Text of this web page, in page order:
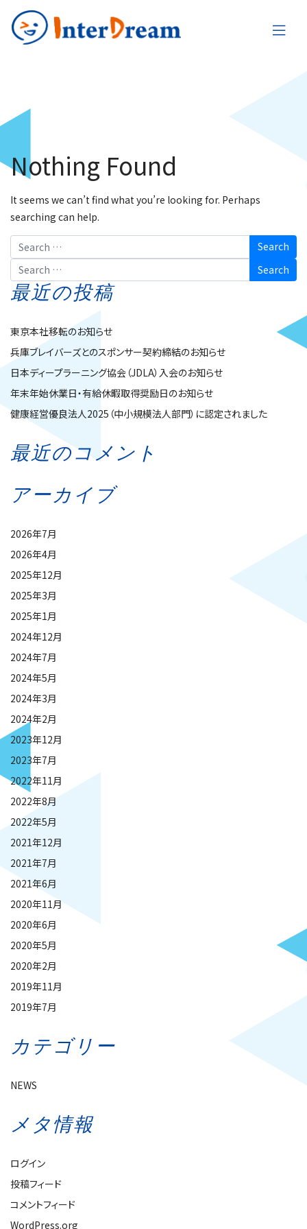
Nothing Found
It seems we can’t find what you’re looking for. Perhaps
searching can help.
Search
Search
最近の投稿
東京本社移転のお知らせ
兵庫ブレイバーズとのスポンサー契約締結のお知らせ
日本ディープラーニング協会（JDLA）入会のお知らせ
年末年始休業日・有給休暇取得奨励日のお知らせ
健康経営優良法人2025（中小規模法人部門）に認定されました
最近のコメント
アーカイブ
2026年7月
2026年4月
2025年12月
2025年3月
2025年1月
2024年12月
2024年7月
2024年5月
2024年3月
2024年2月
2023年12月
2023年7月
2022年11月
2022年8月
2022年5月
2021年12月
2021年7月
2021年6月
2020年11月
2020年6月
2020年5月
2020年2月
2019年11月
2019年7月
カテゴリー
NEWS
メタ情報
ログイン
投稿フィード
コメントフィード
WordPress.org